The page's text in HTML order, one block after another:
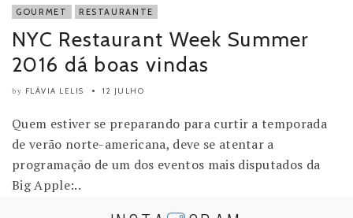
GOURMET RESTAURANTE
NYC Restaurant Week Summer
2016 dá boas vindas
by FLÁVIA LELIS 12 JULHO
Quem estiver se preparando para curtir a temporada
de verão norte-americana, deve se atentar a
programação de um dos eventos mais disputados da
Big Apple:..